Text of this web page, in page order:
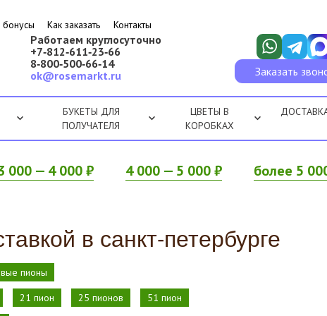
бонусы Как заказать Контакты
Работаем круглосуточно
+7‑812‑611‑23‑66
8‑800‑500‑66‑14
ok@rosemarkt.ru
Заказать
БУКЕТЫ ДЛЯ
ПОЛУЧАТЕЛЯ
ЦВЕТЫ В
КОРОБКАХ
000 — 4 000 ₽ 4 000 — 5 000 ₽ более 5
в санкт-петербурге
пионы
21 пион 25 пионов
51 пион